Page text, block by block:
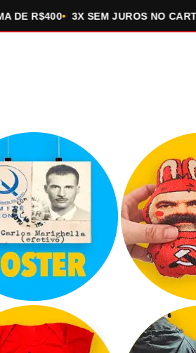
R$400 3X SEM JUROS NO CARTÃO